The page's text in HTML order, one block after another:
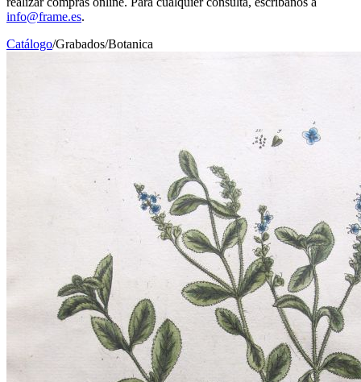
info@frame.es.
Catálogo/Grabados/Botanica